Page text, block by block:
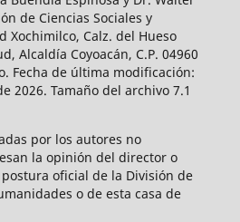
de Ciencias Sociales y
Xochimilco, Calz. del Hueso
Alcaldía Coyoacán, C.P. 04960
Fecha de última modificación:
2026. Tamaño del archivo 7.1
por los autores no
la opinión del director o
oficial de la División de
o de esta casa de